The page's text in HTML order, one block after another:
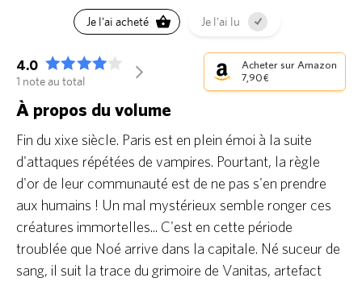
Je l'ai acheté Je l'ai lu
4.0
1 note au total
arrow_forward_ios
Acheter sur Amazon
7,90 €
À propos du volume
Fin du xixe siècle. Paris est en plein émoi à la suite
d'attaques répétées de vampires. Pourtant, la règle
d'or de leur communauté est de ne pas s'en prendre
aux humains ! Un mal mystérieux semble ronger ces
créatures immortelles... C'est en cette période
troublée que Noé arrive dans la capitale. Né suceur de
sang, il suit la trace du grimoire de Vanitas, artefact